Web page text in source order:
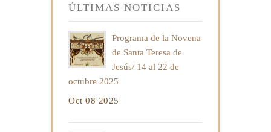
ÚLTIMAS NOTICIAS
Programa de la Novena
de Santa Teresa de
Jesús/ 14 al 22 de
octubre 2025
Oct 08 2025